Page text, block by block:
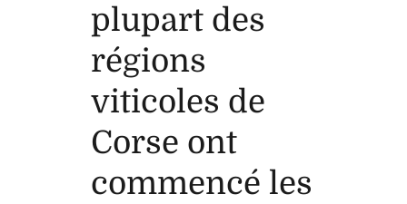
plupart des
régions
viticoles de
Corse ont
commencé les